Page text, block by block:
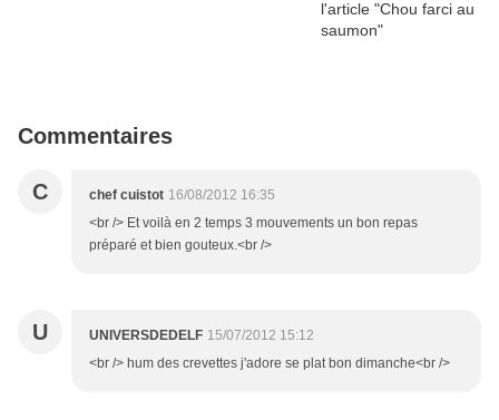
Commentaires
C chef cuistot 16/08/2012 16:35
<br /> Et voilà en 2 temps 3 mouvements un bon repas
préparé et bien gouteux.<br />
U UNIVERSDEDELF 15/07/2012 15:12
<br /> hum des crevettes j'adore se plat bon dimanche<br />